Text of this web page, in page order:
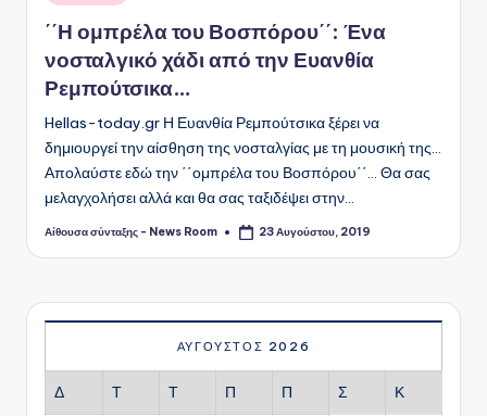
σε
΄΄Η ομπρέλα του Βοσπόρου΄΄: Ένα
νοσταλγικό χάδι από την Ευανθία
Ρεμπούτσικα…
Hellas-today.gr Η Ευανθία Ρεμπούτσικα ξέρει να
δημιουργεί την αίσθηση της νοσταλγίας με τη μουσική της...
Απολαύστε εδώ την ΄΄ομπρέλα του Βοσπόρου΄΄... Θα σας
μελαγχολήσει αλλά και θα σας ταξιδέψει στην…
Συγγραφέας:
Αίθουσα σύνταξης - News Room 23 Αυγούστου, 2019
ΑΎΓΟΥΣΤΟΣ 2026
Δ Τ Τ Π Π Σ Κ